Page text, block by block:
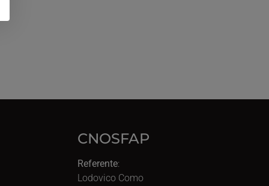
CNOSFAP
Referente:
Lodovico Como